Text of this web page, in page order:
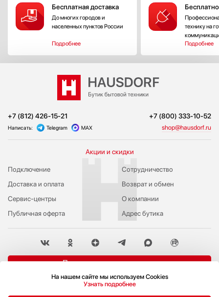
Бесплатная доставка
До многих городов и
населенных пунктов России
Подробнее
технику на
Подробнее
+7 (812) 426-15-21 +7 (800) 333-10-52
Написать: Telegram MAX shop@hausdorf.ru
Акции и скидки
Подключение
Публичная оферта
Сервис-центры
Доставка и оплата
Сотрудничество
Возврат и обмен
О компании
Адрес бутика
Пожаловаться руководству
Политика конфиденциальности
На нашем сайте мы используем Cookies
Узнать подробнее